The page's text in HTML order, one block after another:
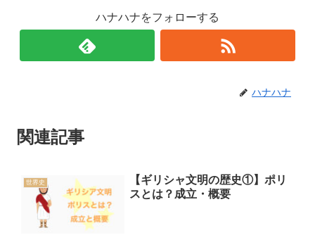
ハナハナをフォローする
ハナハナ
関連記事
世界史
【ギリシャ文明の歴史①】ポリ
スとは？成立・概要